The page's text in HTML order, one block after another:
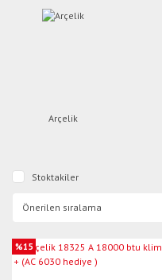
Arçelik
Stoktakiler
%15